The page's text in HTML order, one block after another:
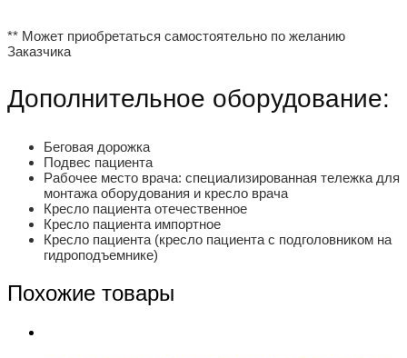
** Может приобретаться самостоятельно по желанию
Заказчика
Дополнительное оборудование:
Беговая дорожка
Подвес пациента
Рабочее место врача: специализированная тележка для
монтажа оборудования и кресло врача
Кресло пациента отечественное
Кресло пациента импортное
Кресло пациента (кресло пациента с подголовником на
гидроподъемнике)
Похожие товары